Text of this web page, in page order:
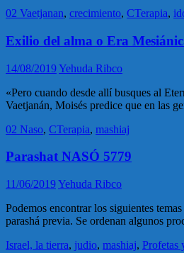
02 Vaetjanan, crecimiento, CTerapia,
Exilio del alma o Era
14/08/2019Yehuda Ribco
«Pero cuando desde allí busques al
Vaetjanán, Moisés predice que en las
02 Naso, CTerapia, mashiaj
Parashat NASÓ 5779
11/06/2019Yehuda Ribco
Podemos encontrar los siguientes
parashá previa. Se ordenan algunos
Israel, la tierra, judio, mashiaj, Profetas